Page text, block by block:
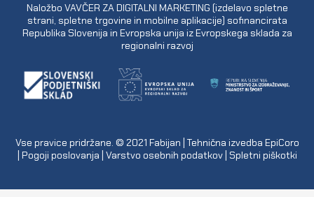
Naložbo VAVČER ZA DIGITALNI MARKETING (izdelavo spletne
strani, spletne trgovine in mobilne aplikacije) sofinancirata
Republika Slovenija in Evropska unija iz Evropskega sklada za
regionalni razvoj
Vse pravice pridržane. © 2021 Fabijan | Tehnična izvedba EpiCoro
Pogoji poslovanja Varstvo osebnih podatkov| Spletni piškotki